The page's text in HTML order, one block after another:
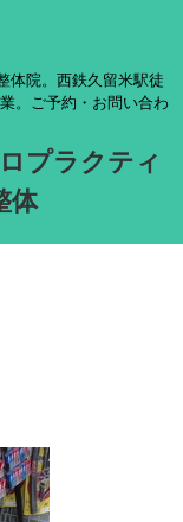
体院。西鉄久留米駅徒
。ご予約・お問い合わ
プラクティ
体